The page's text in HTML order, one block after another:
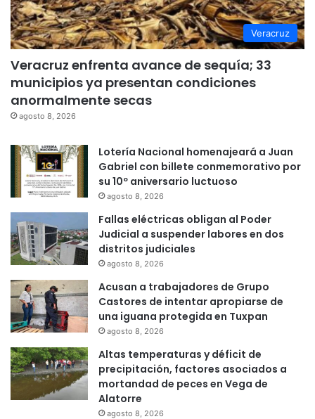
Veracruz
Veracruz enfrenta avance de sequía; 33
municipios ya presentan condiciones
anormalmente secas
agosto 8, 2026
Lotería Nacional homenajeará a Juan
Gabriel con billete conmemorativo por
su 10º aniversario luctuoso
agosto 8, 2026
Fallas eléctricas obligan al Poder
Judicial a suspender labores en dos
distritos judiciales
agosto 8, 2026
Acusan a trabajadores de Grupo
Castores de intentar apropiarse de
una iguana protegida en Tuxpan
agosto 8, 2026
Altas temperaturas y déficit de
precipitación, factores asociados a
mortandad de peces en Vega de
Alatorre
agosto 8, 2026